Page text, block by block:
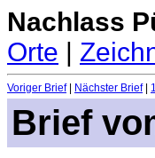
Nachlass
Orte |
Voriger Brief| Nächster Brief|
Brief